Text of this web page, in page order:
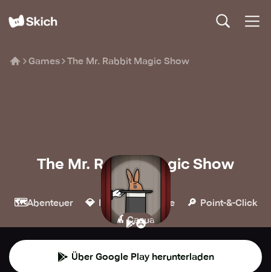
Games The Mr. Rabbit Magic Show
The Mr. Rabbit Magic Show
Rusty Lake
🗺️Abenteuer 💎 Indie Puzzle 🔎 Point-&-Click
👾 Casual
Über Google Play herunterladen